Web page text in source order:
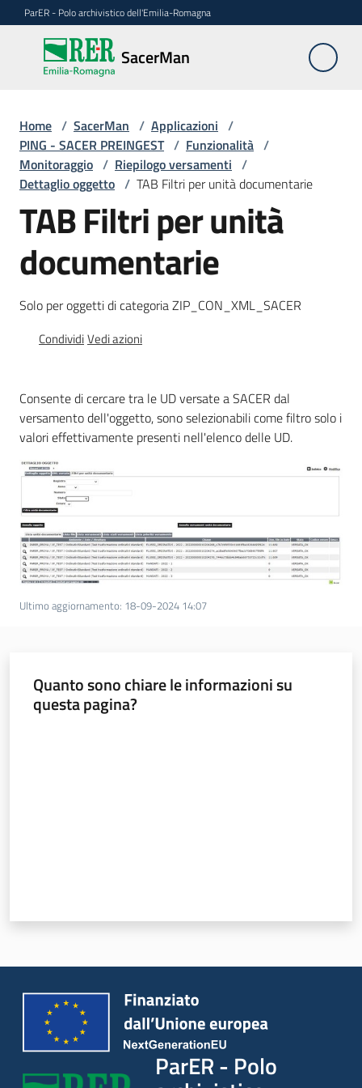
Vai al contenuto
Vai alla navigazione
Vai al footer
ParER - Polo archivistico dell'Emilia-Romagna
SacerMan
SacerMan
Applicazioni
Menu selezionato
Evolutive
FAQ
ParER -
Polo
archivistico
Romagna
Polo archivistico
Archivio storico
Argomenti
Home / SacerMan / Applicazioni /
PING - SACER PREINGEST / Funzionalità /
Monitoraggio / Riepilogo versamenti /
Dettaglio oggetto / TAB Filtri per unità documentarie
TAB Filtri per unità
documentarie
Solo per oggetti di categoria ZIP_CON_XML_SACER
CondividiVedi azioni
Consente di cercare tra le UD versate a SACER dal
versamento dell'oggetto, sono selezionabili come filtro solo i
valori effettivamente presenti nell'elenco delle UD.
Ultimo aggiornamento: 18-09-2024 14:07
Quanto sono chiare le informazioni su
questa pagina?
ParER - Polo